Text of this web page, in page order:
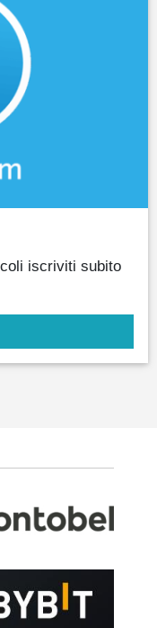
iscriviti subito